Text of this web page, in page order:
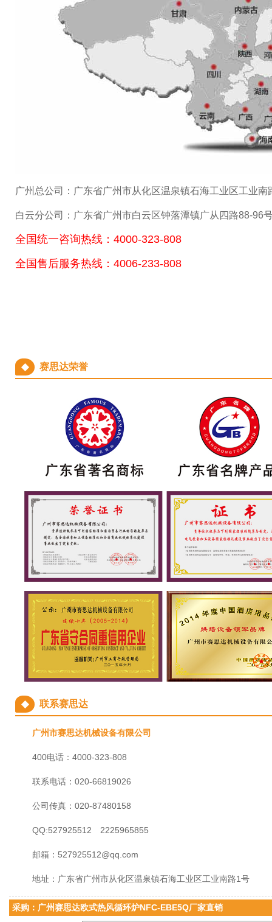
广州总公司：广东省广州市从化区温泉镇石海工业区工业南
白云分公司：广东省广州市白云区钟落潭镇广从四路88-96
全国统一咨询热线：4000-323-808
全国售后服务热线：4006-233-808
◆ 赛思达荣誉
◆ 联系赛思达
广州市赛思达机械设备有限公司
400电话：4000-323-808
联系电话：020-66819026
公司传真：020-87480158
QQ:527925512 2225965855
邮箱：527925512@qq.com
地址：广东省广州市从化区温泉镇石海工业区工业南路1号
采购：广州赛思达欧式热风循环炉NFC-EBE5Q厂家直销